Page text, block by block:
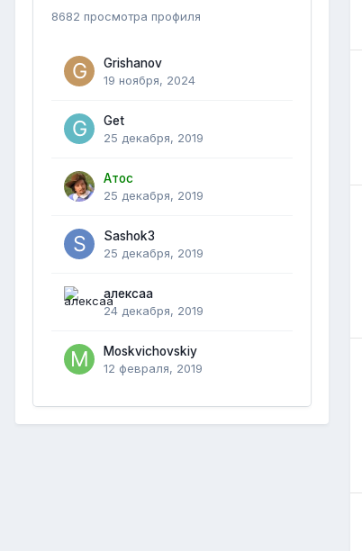
8682 просмотра профиля
Grishanov
19 ноября, 2024
Get
25 декабря, 2019
Атос
25 декабря, 2019
Sashok3
25 декабря, 2019
алексаа
24 декабря, 2019
Moskvichovskiy
12 февраля, 2019